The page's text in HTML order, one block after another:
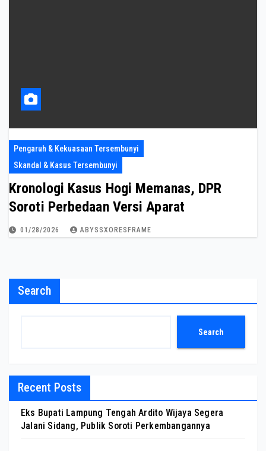
Pengaruh & Kekuasaan Tersembunyi
Skandal & Kasus Tersembunyi
Kronologi Kasus Hogi Memanas, DPR
Soroti Perbedaan Versi Aparat
01/28/2026 ABYSSXORESFRAME
Search
Search
Recent Posts
Eks Bupati Lampung Tengah Ardito Wijaya Segera
Jalani Sidang, Publik Soroti Perkembangannya